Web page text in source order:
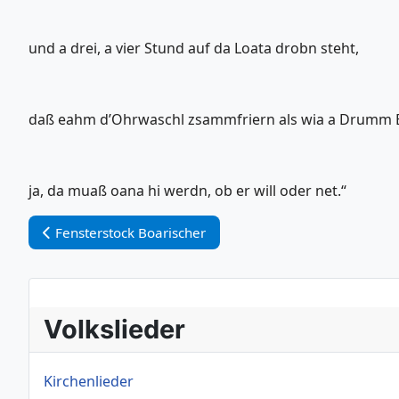
und a drei, a vier Stund auf da Loata drobn steht,
daß eahm d’Ohrwaschl zsammfriern als wia a Drumm
ja, da muaß oana hi werdn, ob er will oder net.“
Vorheriger Beitrag: Fensterstock Boarischer
Fensterstock Boarischer
Volkslieder
Kirchenlieder